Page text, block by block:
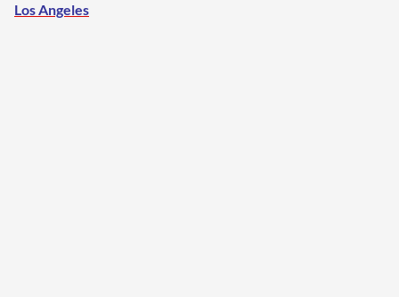
Los Angeles